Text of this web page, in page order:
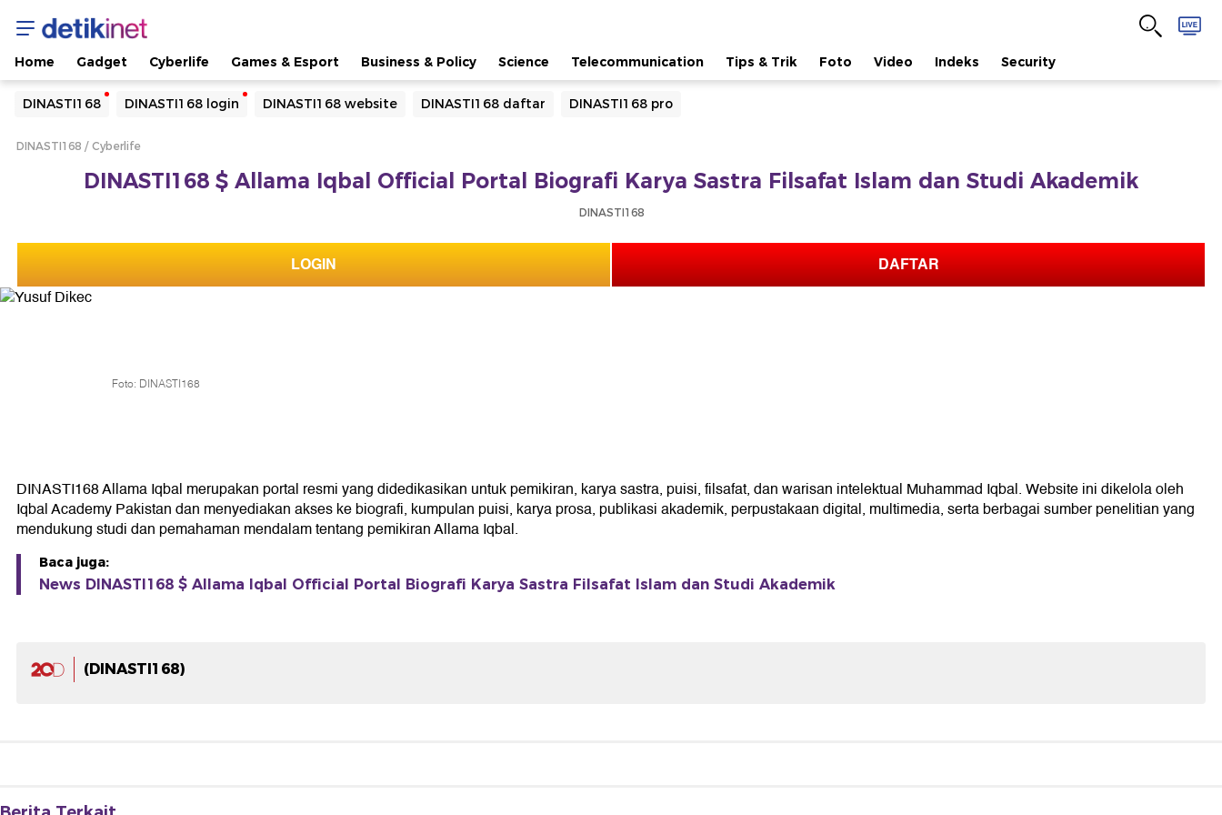
Home Gadget Cyberlife Games & Esport Business & Policy Science Telecommunication Tips & Trik Foto Video Indeks Security
DINASTI168 DINASTI168 login DINASTI168 website DINASTI168 daftar DINASTI168 pro
Yang sedang ramai dicari
Loading...
DINASTI168 Cyberlife
DINASTI168 $ Allama Iqbal Official Portal Biografi Karya Sastra Filsafat Islam dan Studi Akademik
DINASTI168
LOGIN DAFTAR
Foto: DINASTI168
DINASTI168 Allama Iqbal merupakan portal resmi yang didedikasikan untuk pemikiran, karya sastra, puisi, filsafat, dan warisan intelektual Muhammad Iqbal. Website ini dikelola oleh
Iqbal Academy Pakistan dan menyediakan akses ke biografi, kumpulan puisi, karya prosa, publikasi akademik, perpustakaan digital, multimedia, serta berbagai sumber penelitian yang
mendukung studi dan pemahaman mendalam tentang pemikiran Allama Iqbal.
Baca juga:
News DINASTI168 $ Allama Iqbal Official Portal Biografi Karya Sastra Filsafat Islam dan Studi Akademik
(DINASTI168)